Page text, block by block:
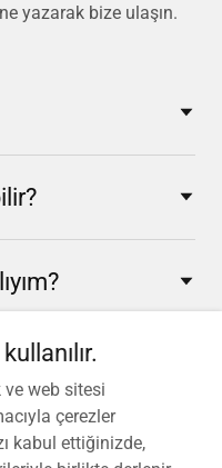
yazarak bize ulaşın.
- Tüm Hakları Saklıdır.
web sitesi
çerezler
kabul ettiğinizde,